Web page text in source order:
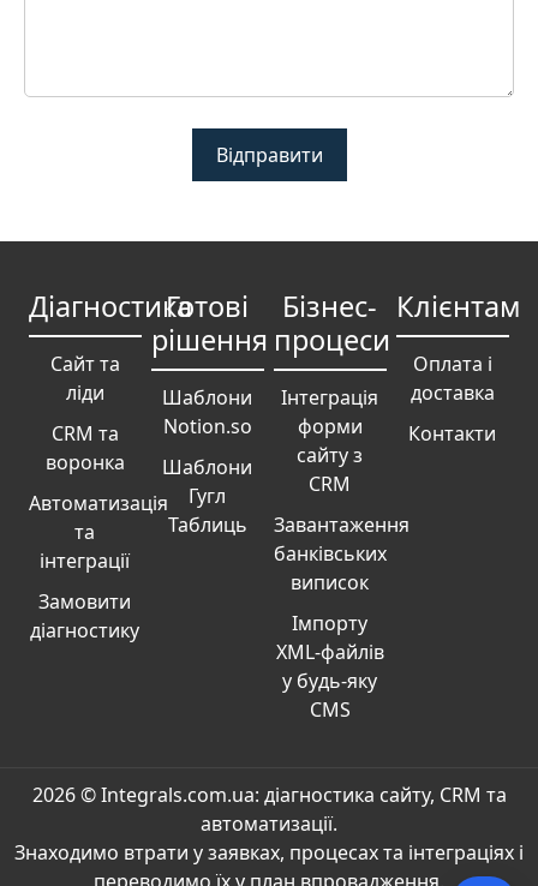
Відправити
Діагностика
Сайт та
ліди
CRM та
воронка
Автоматизація
та
інтеграції
Замовити
діагностику
Готові
рішення
Шаблони
Notion.so
Шаблони
Гугл
Таблиць
Бізнес-
процеси
Інтеграція
форми
сайту з
CRM
Завантаження
банківських
виписок
Імпорту
XML-файлів
у будь-яку
CMS
Клієнтам
Оплата і
доставка
Контакти
2026© Integrals.com.ua: діагностика сайту, CRM та
автоматизації.
Знаходимо втрати у заявках, процесах та інтеграціях і